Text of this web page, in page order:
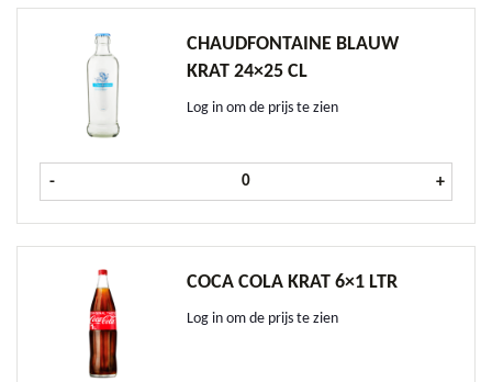
CHAUDFONTAINE BLAUW
KRAT 24×25 CL
Log in om de prijs te zien
- Chaudfontaine Blauw krat 24x25
+
COCA COLA KRAT 6×1 LTR
Log in om de prijs te zien